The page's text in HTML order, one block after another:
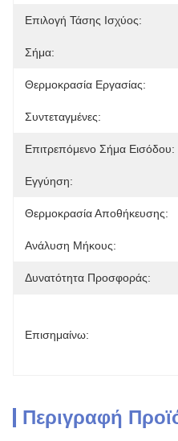
Επιλογή Τάσης Ισχύος:
Σήμα:
Θερμοκρασία Εργασίας:
Συντεταγμένες:
Επιτρεπόμενο Σήμα Εισόδου:
Εγγύηση:
Θερμοκρασία Αποθήκευσης:
Ανάλυση Μήκους:
Δυνατότητα Προσφοράς:
Επισημαίνω:
Περιγραφή